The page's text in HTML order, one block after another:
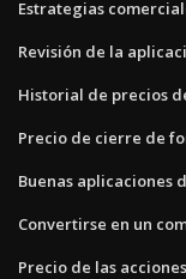
Estrategias
Revisión de la
Historial de precios
Precio de cierre de
Buenas aplicaciones
Convertirse en un
Precio de las